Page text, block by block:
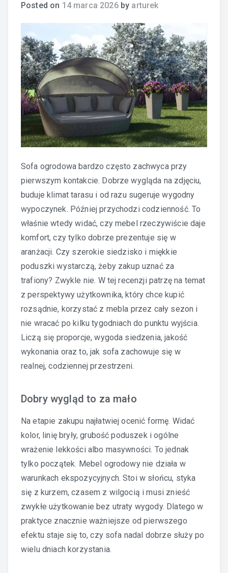
Posted on 14 marca 2026by arturek
Sofa ogrodowa bardzo często zachwyca przy
pierwszym kontakcie. Dobrze wygląda na zdjęciu,
buduje klimat tarasu i od razu sugeruje wygodny
wypoczynek. Później przychodzi codzienność. To
właśnie wtedy widać, czy mebel rzeczywiście daje
komfort, czy tylko dobrze prezentuje się w
aranżacji. Czy szerokie siedzisko i miękkie
poduszki wystarczą, żeby zakup uznać za
trafiony? Zwykle nie. W tej recenzji patrzę na temat
z perspektywy użytkownika, który chce kupić
rozsądnie, korzystać z mebla przez cały sezon i
nie wracać po kilku tygodniach do punktu wyjścia.
Liczą się proporcje, wygoda siedzenia, jakość
wykonania oraz to, jak sofa zachowuje się w
realnej, codziennej przestrzeni.
Dobry wygląd to za mało
Na etapie zakupu najłatwiej ocenić formę. Widać
kolor, linię bryły, grubość poduszek i ogólne
wrażenie lekkości albo masywności. To jednak
tylko początek. Mebel ogrodowy nie działa w
warunkach ekspozycyjnych. Stoi w słońcu, styka
się z kurzem, czasem z wilgocią i musi znieść
zwykłe użytkowanie bez utraty wygody. Dlatego w
praktyce znacznie ważniejsze od pierwszego
efektu staje się to, czy sofa nadal dobrze służy po
wielu dniach korzystania.